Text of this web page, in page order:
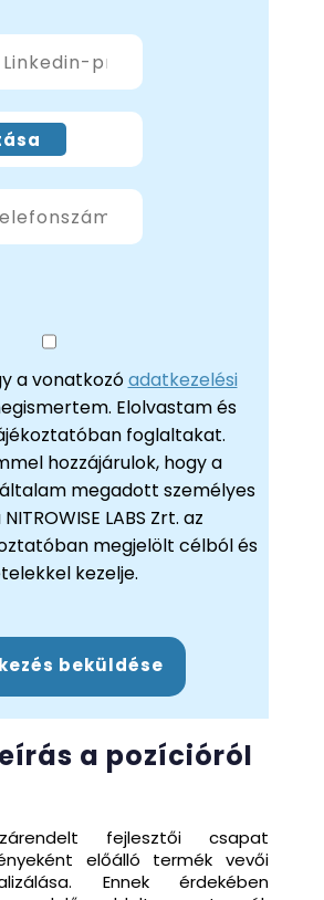
a vonatkozóadatkezelési
Elolvastam és
foglaltakat.
hozzájárulok, hogy a
megadott személyes
LABS Zrt. az
megjelölt célból és
kezelje.
beküldése
a pozícióról
fejlesztői csapat
előálló termék vevői
Ennek érdekében